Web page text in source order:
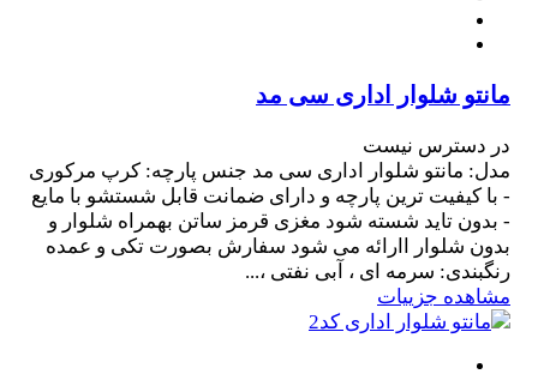
مانتو شلوار اداری سی مد
در دسترس نیست
مدل: مانتو شلوار اداری سی مد جنس پارچه: کرپ مرکوری
- با کیفیت ترین پارچه و دارای ضمانت قابل شستشو با مایع
- بدون تاید شسته شود مغزی قرمز ساتن بهمراه شلوار و
بدون شلوار اارائه می شود سفارش بصورت تکی و عمده
رنگبندی: سرمه ای ، آبی نفتی ،...
مشاهده جزییات